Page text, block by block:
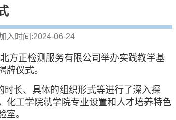
时间:2024-06-24
方正检测服务有限公司举办实践教学基
仪式。
长、具体的组织形式等进行了深入探
化工学院就学院专业设置和人才培养特色
室。